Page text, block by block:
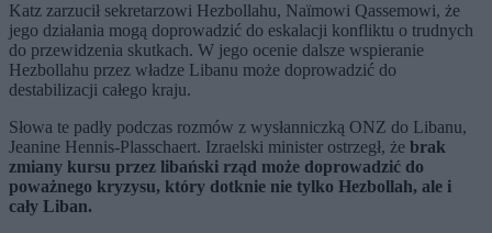
Katz zarzucił sekretarzowi Hezbollahu, Naïmowi Qassemowi, że
jego działania mogą doprowadzić do eskalacji konfliktu o trudnych
do przewidzenia skutkach. W jego ocenie dalsze wspieranie
Hezbollahu przez władze Libanu może doprowadzić do
destabilizacji całego kraju.
Słowa te padły podczas rozmów z wysłanniczką ONZ do Libanu,
Jeanine Hennis-Plasschaert. Izraelski minister ostrzegł, że brak
zmiany kursu przez libański rząd może doprowadzić do
poważnego kryzysu, który dotknie nie tylko Hezbollah, ale i
cały Liban.